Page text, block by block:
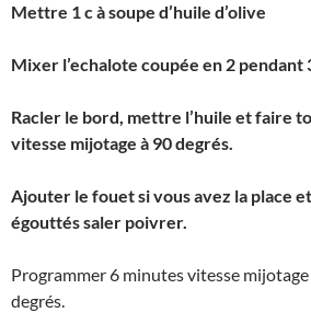
Mettre 1 c à soupe d’huile d’olive
Mixer l’echalote coupée en 2 pendant
Racler le bord, mettre l’huile et faire
vitesse mijotage à 90 degrés.
Ajouter le fouet si vous avez la place
égouttés saler poivrer.
Programmer 6 minutes vitesse
degrés.